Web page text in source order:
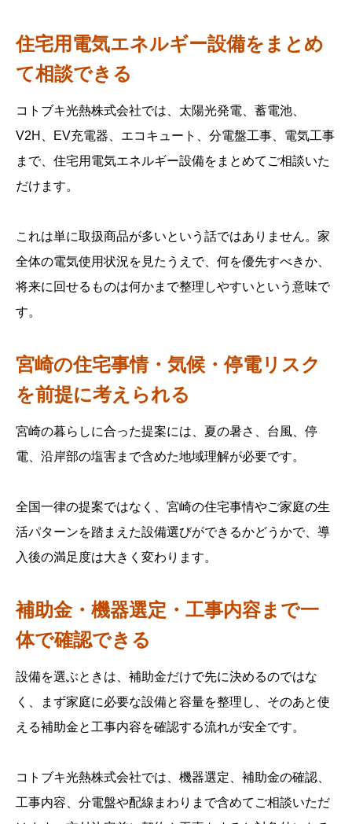
住宅用電気エネルギー設備をまとめ
て相談できる
コトブキ光熱株式会社では、太陽光発電、蓄電池、
V2H、EV充電器、エコキュート、分電盤工事、電気工事
まで、住宅用電気エネルギー設備をまとめてご相談いた
だけます。
これは単に取扱商品が多いという話ではありません。家
全体の電気使用状況を見たうえで、何を優先すべきか、
将来に回せるものは何かまで整理しやすいという意味で
す。
宮崎の住宅事情・気候・停電リスク
を前提に考えられる
宮崎の暮らしに合った提案には、夏の暑さ、台風、停
電、沿岸部の塩害まで含めた地域理解が必要です。
全国一律の提案ではなく、宮崎の住宅事情やご家庭の生
活パターンを踏まえた設備選びができるかどうかで、導
入後の満足度は大きく変わります。
補助金・機器選定・工事内容まで一
体で確認できる
設備を選ぶときは、補助金だけで先に決めるのではな
く、まず家庭に必要な設備と容量を整理し、そのあと使
える補助金と工事内容を確認する流れが安全です。
コトブキ光熱株式会社では、機器選定、補助金の確認、
工事内容、分電盤や配線まわりまで含めてご相談いただ
フリーダイヤルに発信 Webで見積り依頼